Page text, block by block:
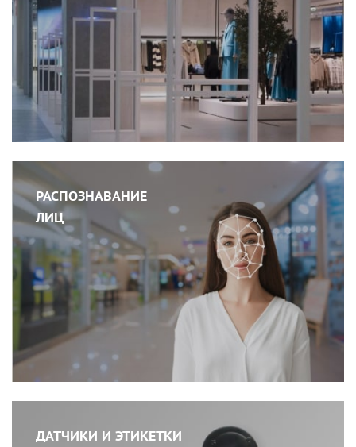
РАСПОЗНАВАНИЕ
ЛИЦ
ДАТЧИКИ И ЭТИКЕТКИ